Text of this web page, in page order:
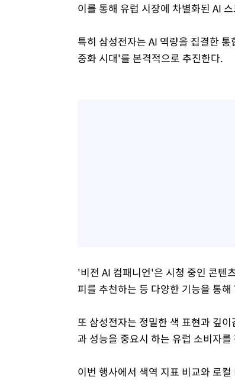
이를 통해 유럽 시장에 차별화된 AI
특히 삼성전자는 AI 역량을 집결한
중화 시대'를 본격적으로 추진한다.
'비전 AI 컴패니언'은 시청 중인 콘텐
피를 추천하는 등 다양한 기능을 통
또 삼성전자는 정밀한 색 표현과 깊
과 성능을 중요시 하는 유럽 소비자
이번 행사에서 색역 지표 비교와 로